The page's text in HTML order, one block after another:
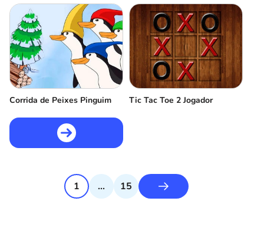
Corrida de Peixes Pinguim Tic Tac Toe 2 Jogador
1 ... 15